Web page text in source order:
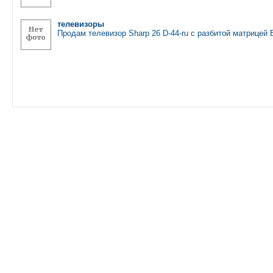
телевизоры
Продам телевизор Sharp 26 D-44-ru с разбитой